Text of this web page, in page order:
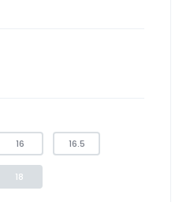
16 16.5
18